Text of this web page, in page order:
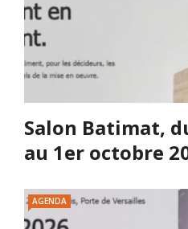
Salon Batimat,
au 1er octobre
AGENDA